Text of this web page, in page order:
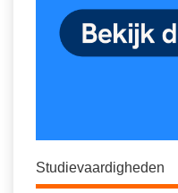
Studievaardigheden